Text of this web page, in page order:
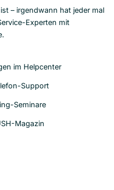
– irgendwann hat jeder mal
Experten mit
im Helpcenter
Support
Seminare
Magazin